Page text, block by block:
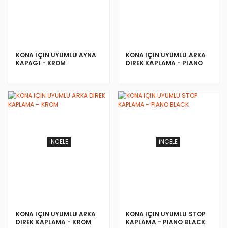
KONA IÇIN UYUMLU AYNA
KAPAGI - KROM
KONA IÇIN UYUMLU ARKA
DIREK KAPLAMA - PIANO
İNCELE
KONA IÇIN UYUMLU ARKA
DIREK KAPLAMA - KROM
İNCELE
KONA IÇIN UYUMLU STOP
KAPLAMA - PIANO BLACK